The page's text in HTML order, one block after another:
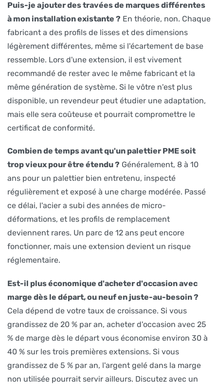
Puis-je ajouter des travées de marques différentes
à mon installation existante ? En théorie, non. Chaque
fabricant a des profils de lisses et des dimensions
légèrement différentes, même si l'écartement de base
ressemble. Lors d'une extension, il est vivement
recommandé de rester avec le même fabricant et la
même génération de système. Si le vôtre n'est plus
disponible, un revendeur peut étudier une adaptation,
mais elle sera coûteuse et pourrait compromettre le
certificat de conformité.
Combien de temps avant qu'un palettier PME soit
trop vieux pour être étendu ? Généralement, 8 à 10
ans pour un palettier bien entretenu, inspecté
régulièrement et exposé à une charge modérée. Passé
ce délai, l'acier a subi des années de micro-
déformations, et les profils de remplacement
deviennent rares. Un parc de 12 ans peut encore
fonctionner, mais une extension devient un risque
réglementaire.
Est-il plus économique d'acheter d'occasion avec
marge dès le départ, ou neuf en juste-au-besoin ?
Cela dépend de votre taux de croissance. Si vous
grandissez de 20 % par an, acheter d'occasion avec 25
% de marge dès le départ vous économise environ 30 à
40 % sur les trois premières extensions. Si vous
grandissez de 5 % par an, l'argent gelé dans la marge
non utilisée pourrait servir ailleurs. Discutez avec un